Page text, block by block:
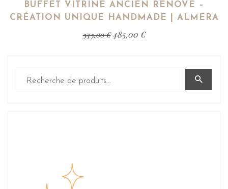
BUFFET VITRINE ANCIEN RÉNOVÉ –
CRÉATION UNIQUE HANDMADE | ALMERA
545,00€ 485,00 €